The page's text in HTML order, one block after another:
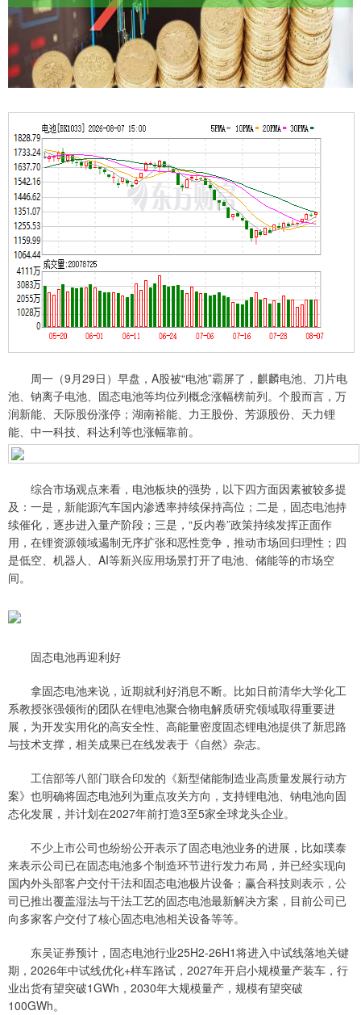
周一（9月29日）早盘，A股被“电池”霸屏了，麒麟电池、刀片电
池、钠离子电池、固态电池等均位列概念涨幅榜前列。个股而言，万
润新能、天际股份涨停；湖南裕能、力王股份、芳源股份、天力锂
能、中一科技、科达利等也涨幅靠前。
综合市场观点来看，电池板块的强势，以下四方面因素被较多提
及：一是，新能源汽车国内渗透率持续保持高位；二是，固态电池持
续催化，逐步进入量产阶段；三是，“反内卷”政策持续发挥正面作
用，在锂资源领域遏制无序扩张和恶性竞争，推动市场回归理性；四
是低空、机器人、AI等新兴应用场景打开了电池、储能等的市场空
间。
固态电池再迎利好
拿固态电池来说，近期就利好消息不断。比如日前清华大学化工
系教授张强领衔的团队在锂电池聚合物电解质研究领域取得重要进
展，为开发实用化的高安全性、高能量密度固态锂电池提供了新思路
与技术支撑，相关成果已在线发表于《自然》杂志。
工信部等八部门联合印发的《新型储能制造业高质量发展行动方
案》也明确将固态电池列为重点攻关方向，支持锂电池、钠电池向固
态化发展，并计划在2027年前打造3至5家全球龙头企业。
不少上市公司也纷纷公开表示了固态电池业务的进展，比如璞泰
来表示公司已在固态电池多个制造环节进行发力布局，并已经实现向
国内外头部客户交付干法和固态电池极片设备；赢合科技则表示，公
司已推出覆盖湿法与干法工艺的固态电池最新解决方案，目前公司已
向多家客户交付了核心固态电池相关设备等等。
东吴证券预计，固态电池行业25H2-26H1将进入中试线落地关键
期，2026年中试线优化+样车路试，2027年开启小规模量产装车，行
业出货有望突破1GWh，2030年大规模量产，规模有望突破
100GWh。